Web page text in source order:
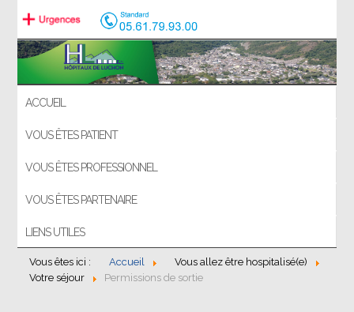
ACCUEIL
VOUS ÊTES PATIENT
VOUS ÊTES PROFESSIONNEL
VOUS ÊTES PARTENAIRE
LIENS UTILES
Vous êtes ici : Accueil
Vous allez être hospitalisé(e)
Votre séjour
Permissions de sortie